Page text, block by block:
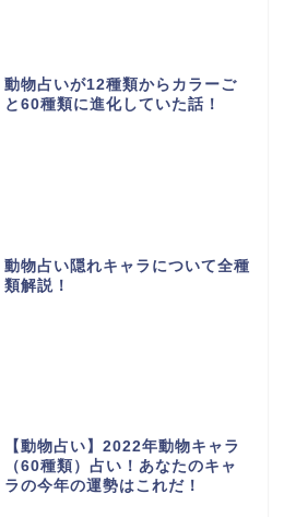
動物占いが12種類からカラーご
と60種類に進化していた話！
動物占い隠れキャラについて全種
類解説！
【動物占い】2022年動物キャラ
（60種類）占い！あなたのキャ
ラの今年の運勢はこれだ！